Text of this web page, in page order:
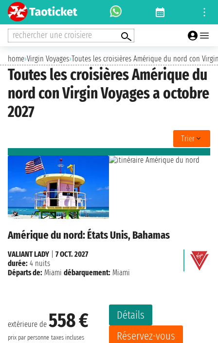
rechercher une croisiere
home›Virgin Voyages›Toutes les croisières Amérique du nord con
Toutes les croisières Amérique du
nord con Virgin Voyages a octobre
2027
Trier
Amérique du nord: États Unis, Bahamas
extérieure de 558 €
prix par personne taxes incluses
Détails
Réservez-vous
VALIANT LADY
7 OCT. 2027
durée: 4 nuits
Départs de: Miami débarquement: Miami